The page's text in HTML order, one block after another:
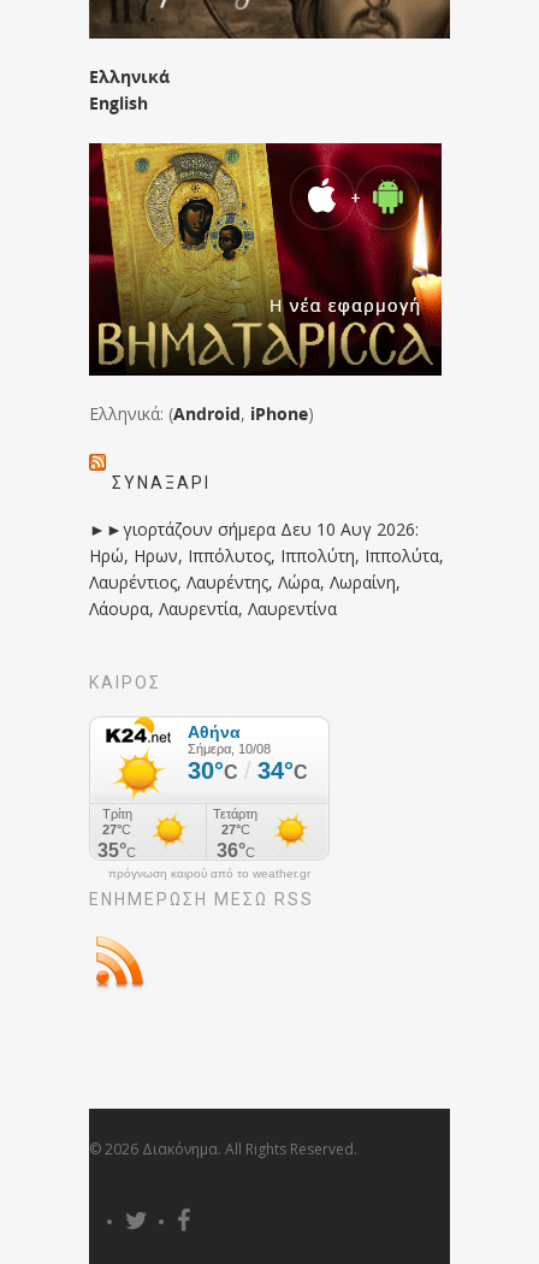
Ελληνικά
English
Ελληνικά: (Android, iPhone)
ΣΥΝΑΞΆΡΙ
►►γιορτάζουν σήμερα Δευ 10 Αυγ 2026:
Ηρώ, Ηρων, Ιππόλυτος, Ιππολύτη, Ιππολύτα,
Λαυρέντιος, Λαυρέντης, Λώρα, Λωραίνη,
Λάουρα, Λαυρεντία, Λαυρεντίνα
ΚΑΙΡΟΣ
πρόγνωση καιρού από το weather.gr
ΕΝΗΜΈΡΩΣΉ ΜΕΣΩ RSS
© 2026 Διακόνημα. All Rights Reserved.